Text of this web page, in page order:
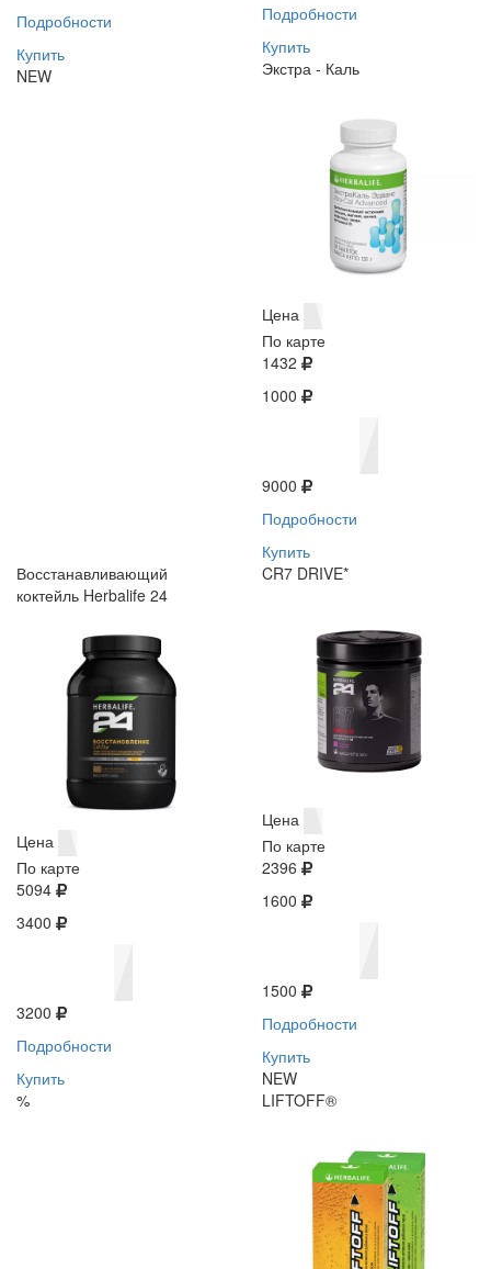
Подробности
Купить
NEW
Подробности
Купить
Экстра - Каль
Цена
По карте
1432
1000
9000
Подробности
Купить
Восстанавливающий
коктейль Herbalife 24
Цена
По карте
5094
3400
3200
Подробности
Купить
%
CR7 DRIVE*
Цена
По карте
2396
1600
1500
Подробности
Купить
NEW
LIFTOFF®